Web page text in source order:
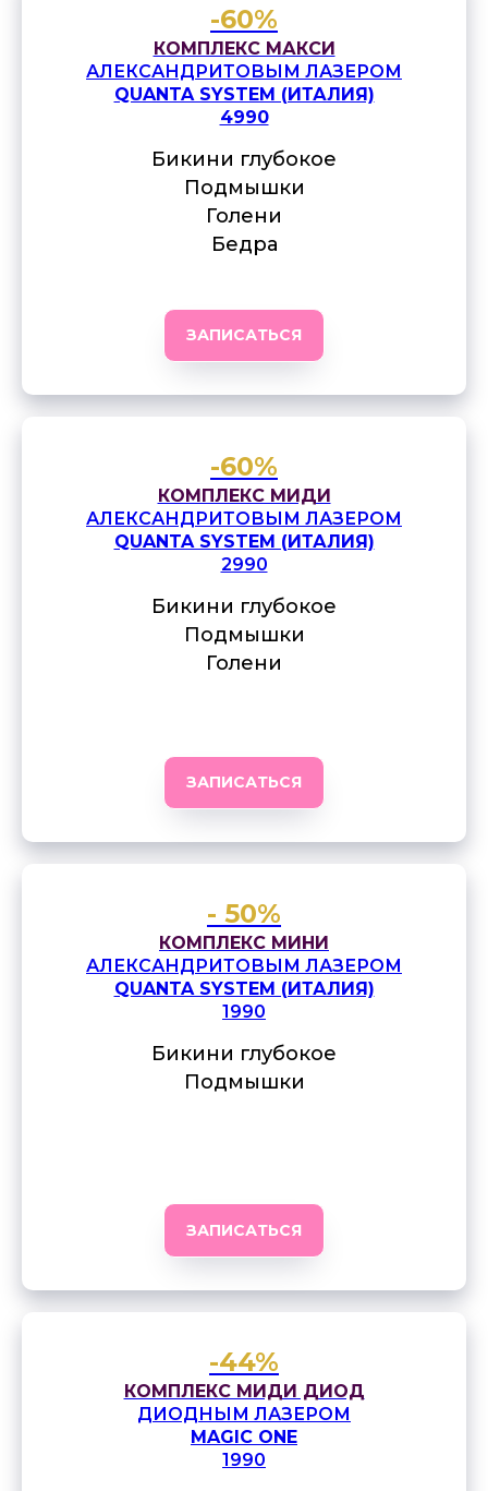
-60%
КОМПЛЕКС МАКСИ
АЛЕКСАНДРИТОВЫМ ЛАЗЕРОМ
QUANTA SYSTEM (ИТАЛИЯ)
4990
Бикини глубокое
Подмышки
Голени
Бедра
ЗАПИСАТЬСЯ
-60%
КОМПЛЕКС МИДИ
АЛЕКСАНДРИТОВЫМ ЛАЗЕРОМ
QUANTA SYSTEM (ИТАЛИЯ)
2990
Бикини глубокое
Подмышки
Голени
ЗАПИСАТЬСЯ
- 50%
КОМПЛЕКС МИНИ
АЛЕКСАНДРИТОВЫМ ЛАЗЕРОМ
QUANTA SYSTEM (ИТАЛИЯ)
1990
Бикини глубокое
Подмышки
ЗАПИСАТЬСЯ
-44%
КОМПЛЕКС МИДИ ДИОД
ДИОДНЫМ ЛАЗЕРОМ
MAGIC ONE
1990